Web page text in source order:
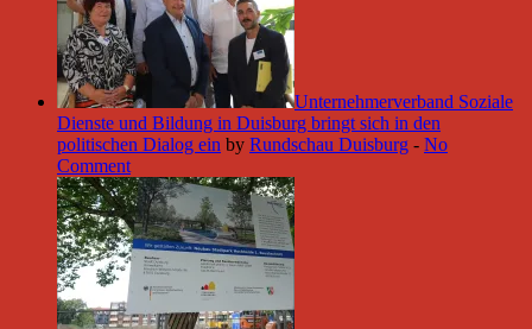
Unternehmerverband Soziale
Dienste und Bildung in Duisburg bringt sich in den
politischen Dialog ein by Rundschau Duisburg - No
Comment